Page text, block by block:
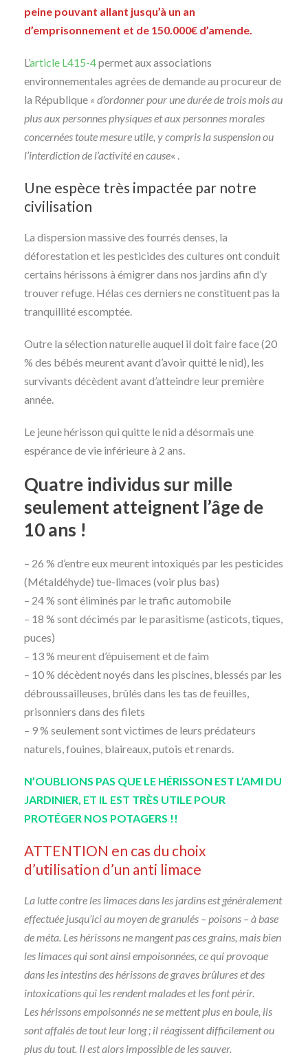
peine pouvant allant jusqu’à un an
d’emprisonnement et de 150.000€ d’amende.
L’article L415-4permet aux associations
environnementales agrées de demande au procureur de
la République « d’ordonner pour une durée de trois mois au
plus aux personnes physiques et aux personnes morales
concernées toute mesure utile, y compris la suspension ou
l’interdiction de l’activité en cause« .
Une espèce très impactée par notre
civilisation
La dispersion massive des fourrés denses, la
déforestation et les pesticides des cultures ont conduit
certains hérissons à émigrer dans nos jardins afin d’y
trouver refuge. Hélas ces derniers ne constituent pas la
tranquillité escomptée.
Outre la sélection naturelle auquel il doit faire face (20
% des bébés meurent avant d’avoir quitté le nid), les
survivants décèdent avant d’atteindre leur première
année.
Le jeune hérisson qui quitte le nid a désormais une
espérance de vie inférieure à 2 ans.
Quatre individus sur mille
seulement atteignent l’âge de
10 ans !
– 26 % d’entre eux meurent intoxiqués par les pesticides
(Métaldéhyde) tue-limaces (voir plus bas)
– 24 % sont éliminés par le trafic automobile
– 18 % sont décimés par le parasitisme (asticots, tiques,
puces)
– 13 % meurent d’épuisement et de faim
– 10 % décèdent noyés dans les piscines, blessés par les
débroussailleuses, brûlés dans les tas de feuilles,
prisonniers dans des filets
– 9 % seulement sont victimes de leurs prédateurs
naturels, fouines, blaireaux, putois et renards.
N’OUBLIONS PAS QUE LE HÉRISSON EST L’AMI DU
JARDINIER, ET IL EST TRÈS UTILE POUR
PROTÉGER NOS POTAGERS !!
ATTENTION en cas du choix
d’utilisation d’un anti limace
La lutte contre les limaces dans les jardins est généralement
effectuée jusqu’ici au moyen de granulés – poisons – à base
de méta. Les hérissons ne mangent pas ces grains, mais bien
les limaces qui sont ainsi empoisonnées, ce qui provoque
dans les intestins des hérissons de graves brûlures et des
intoxications qui les rendent malades et les font périr.
Les hérissons empoisonnés ne se mettent plus en boule, ils
sont affalés de tout leur long ; il réagissent difficilement ou
plus du tout. Il est alors impossible de les sauver.